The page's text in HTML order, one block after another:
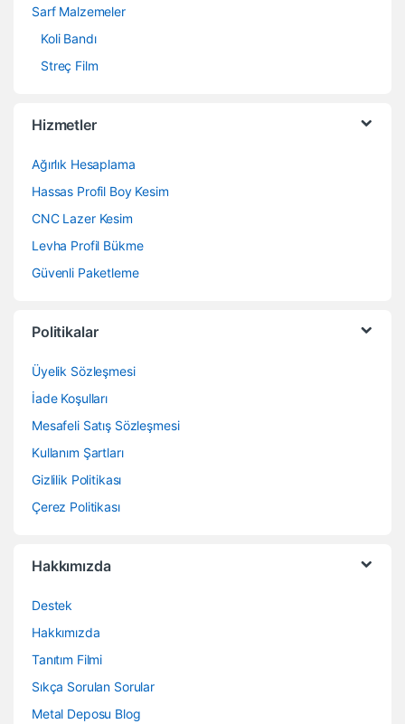
Sarf Malzemeler
Koli Bandı
Streç Film
Hizmetler
Ağırlık Hesaplama
Hassas Profil Boy Kesim
CNC Lazer Kesim
Levha Profil Bükme
Güvenli Paketleme
Politikalar
Üyelik Sözleşmesi
İade Koşulları
Mesafeli Satış Sözleşmesi
Kullanım Şartları
Gizlilik Politikası
Çerez Politikası
Hakkımızda
Destek
Hakkımızda
Tanıtım Filmi
Sıkça Sorulan Sorular
Metal Deposu Blog